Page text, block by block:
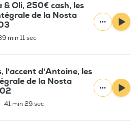
& Oli, 250€ cash, les
de la Nosta
min 11 sec
l'accent d'Antoine, les
de la Nosta
41 min 29 sec